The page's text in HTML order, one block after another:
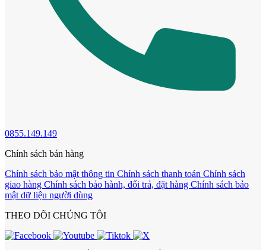
0855.149.149
Chính sách bán hàng
Chính sách bảo mật thông tin Chính sách thanh toán Chính sách
giao hàng Chính sách bảo hành, đổi trả, đặt hàng Chính sách bảo
mật dữ liệu người dùng
THEO DÕI CHÚNG TÔI